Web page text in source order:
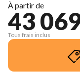
À partir de
43
Tous frais inclus